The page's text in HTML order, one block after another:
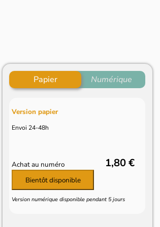
Papier Numérique
Version papier
Envoi 24-48h
Achat au numéro 1,80 €
Bientôt disponible
Version numérique disponible pendant 5 jours